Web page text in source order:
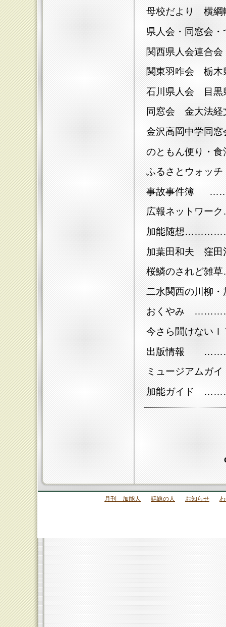
母校だより 横
県人会・同
関西県人会連合
関東羽咋会 栃
石川県人会 目
同窓会 金大法経
金沢高岡中学同
のともん便り
ふるさとウォ
事故事件簿
広報ネット
加能随想
加葉田和夫 窪
桜鱗のされ
二水関西の川
おくやみ
今さら聞けな
出版情報
ミュージア
加能ガイド
月刊 加能人 話題の人 お知らせ